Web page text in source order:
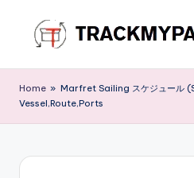
content
r
a
Home » Marfret Sailing スケジュール
Vessel,Route,Ports